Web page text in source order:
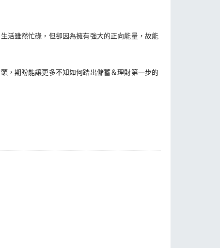
雖然忙碌，但卻因為擁有強大的正向能量，故能
期盼能讓更多不知如何踏出儲蓄＆理財第一步的